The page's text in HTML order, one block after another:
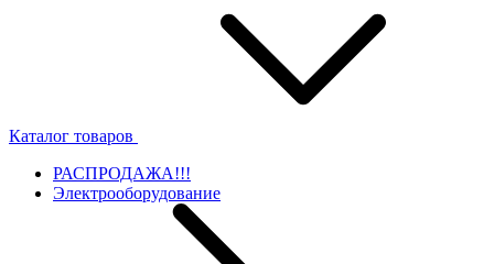
Каталог товаров
РАСПРОДАЖА!!!
Электрооборудование